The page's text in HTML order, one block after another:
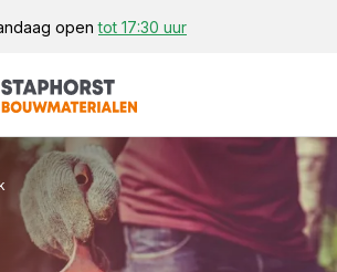
opentot 17:30 uur